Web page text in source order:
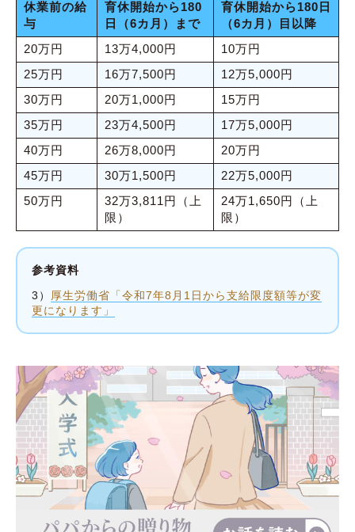
休業前の給
与
育休開始から180
日（6カ月）まで
育休開始から180日
（6カ月）目以降
20万円
13万4,000円
10万円
25万円
16万7,500円
12万5,000円
30万円
20万1,000円
15万円
35万円
23万4,500円
17万5,000円
40万円
26万8,000円
20万円
45万円
30万1,500円
22万5,000円
50万円
32万3,811円（上
限）
24万1,650円（上
限）
参考資料
3） 厚生労働省「令和7年8月1日から支給限度額等が変
更になります」